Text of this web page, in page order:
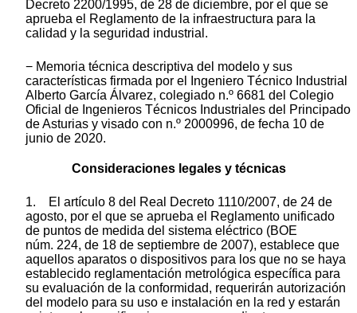
Decreto 2200/1995, de 28 de diciembre, por el que se
aprueba el Reglamento de la infraestructura para la
calidad y la seguridad industrial.
− Memoria técnica descriptiva del modelo y sus
características firmada por el Ingeniero Técnico Industrial
Alberto García Álvarez, colegiado n.º 6681 del Colegio
Oficial de Ingenieros Técnicos Industriales del Principado
de Asturias y visado con n.º 2000996, de fecha 10 de
junio de 2020.
Consideraciones legales y técnicas
1. El artículo 8 del Real Decreto 1110/2007, de 24 de
agosto, por el que se aprueba el Reglamento unificado
de puntos de medida del sistema eléctrico (BOE
núm. 224, de 18 de septiembre de 2007), establece que
aquellos aparatos o dispositivos para los que no se haya
establecido reglamentación metrológica específica para
su evaluación de la conformidad, requerirán autorización
del modelo para su uso e instalación en la red y estarán